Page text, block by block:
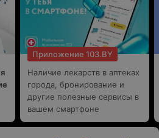
Приложение 103.BY
Наличие лекарств в аптеках
города, бронирование и
другие полезные сервисы в
вашем смартфоне